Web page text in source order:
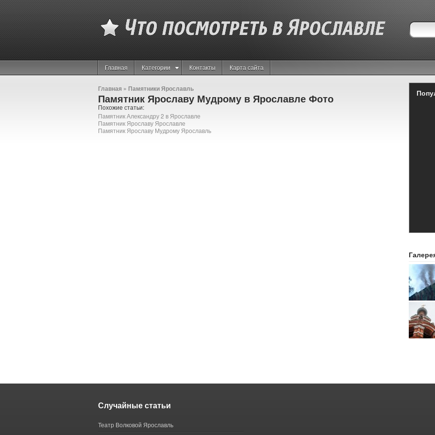
Главная Категории Контакты Карта сайта
Главная » Памятники Ярославль
Памятник Ярославу Мудрому в Ярославле Фото
Похожие статьи:
Памятник Александру 2 в Ярославле
Памятник Ярославу Ярославле
Памятник Ярославу Мудрому Ярославль
Случайные статьи
Театр Волковой Ярославль